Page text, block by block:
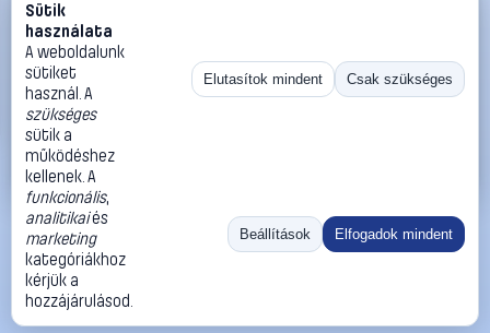
#112258
TOOLCRAFT 112258 Süllyesztett szegecs (Ø x H) 2.5 mm x
20 mm Acél 1000 db
TOOLCRAFT Szegecsek
10 990 Ft
Kosárba
«
Ugrás:
Méret:
Rendezés:
©2026
ThermoScope
ÁSZF
Cégbemutató
Sütik
használata
A weboldalunk
sütiket
használ. A
szükséges
sütik a
működéshez
kellenek. A
funkcionális,
analitikaiés
marketing
kategóriákhoz
kérjük a
hozzájárulásod.
Elutasítok mindent Csak szükséges
Beállítások Elfogadok mindent